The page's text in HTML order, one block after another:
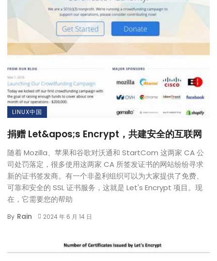
LINUX中国
捐赠 Let&apos;s Encrypt，共建安全的互联网
随着 Mozilla、苹果和谷歌对沃通和 StartCom 这两家 CA 公
司处罚落定，很多使用这两家 CA 所签发证书的网站纷纷寻求
新的证书签发商。有一个非盈利组织可以为大家提供了免费、
可靠和安全的 SSL 证书服务，这就是 Let's Encrypt 项目。现
在，它需要您的帮助
By Rain 2024 年 6 月 14 日